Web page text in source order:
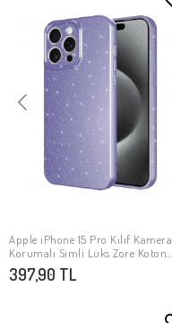
SEPETE EKLE
Apple iPhone 15 Pro Kılıf Kamera
Korumalı Simli Lüks Zore Koton
Kapak
397,90 TL